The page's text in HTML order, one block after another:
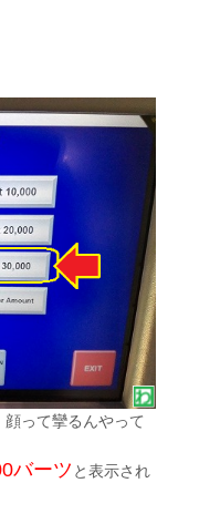
って攣るんやって
バーツ と表示され